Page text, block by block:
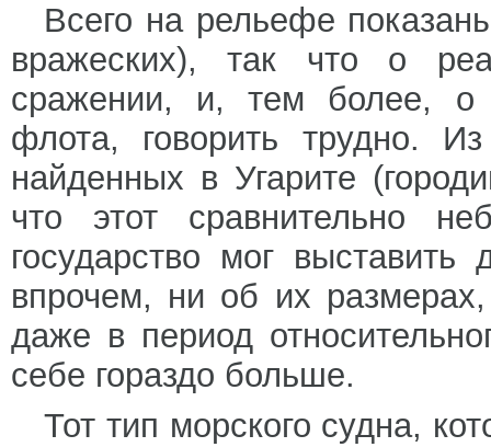
Всего на рельефе
вражеских), так что о
сражении, и, тем более, о
флота, говорить трудно.
найденных в Угарите
что этот сравнительно
государство мог
впрочем, ни об их
даже в период
себе гораздо больше.
Тот тип морского судна,